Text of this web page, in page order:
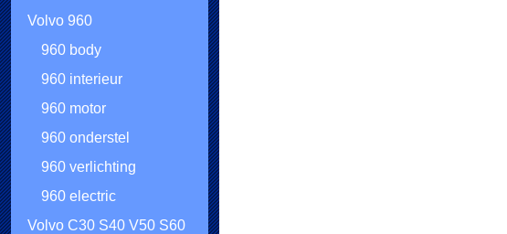
Volvo 960
960 body
960 interieur
960 motor
960 onderstel
960 verlichting
960 electric
Volvo C30 S40 V50 S60